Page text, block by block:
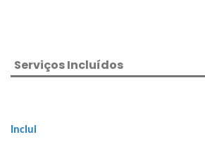
Serviços Incluídos
Inclui